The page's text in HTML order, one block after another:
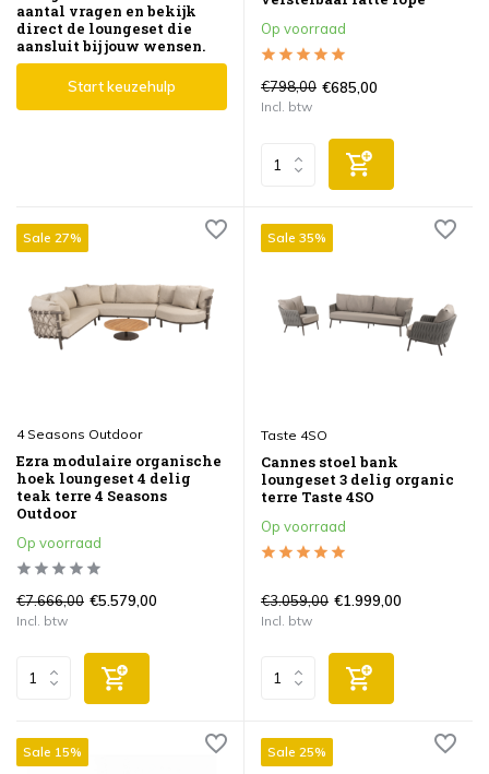
aantal vragen en bekijk
direct de loungeset die
aansluit bij jouw wensen.
Start keuzehulp
Op voorraad
€798,00 €685,00
Incl. btw
Sale 27%
4 Seasons Outdoor
Ezra modulaire organische
hoek loungeset 4 delig
teak terre 4 Seasons
Outdoor
Op voorraad
€7.666,00 €5.579,00
Incl. btw
Sale 35%
Taste 4SO
Cannes stoel bank
loungeset 3 delig organic
terre Taste 4SO
Op voorraad
€3.059,00 €1.999,00
Incl. btw
Sale 15% Sale 25%